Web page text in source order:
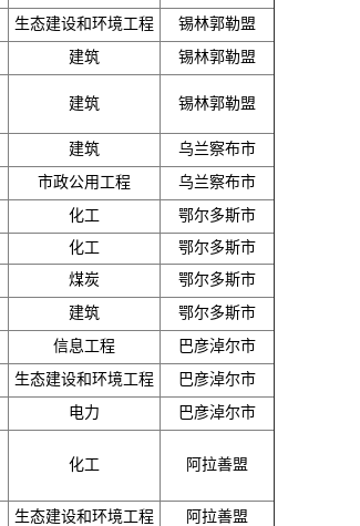
生态建设和环境工程
锡林郭勒盟
建筑 锡林郭勒盟
建筑 锡林郭勒盟
建筑
乌兰察布市
市政公用工程
乌兰察布市
化工
鄂尔多斯市
化工
鄂尔多斯市
煤炭
鄂尔多斯市
建筑
鄂尔多斯市
信息工程
巴彦淖尔市
生态建设和环境工程
巴彦淖尔市
电力 巴彦淖尔市
化工 阿拉善盟
生态建设和环境工程
阿拉善盟